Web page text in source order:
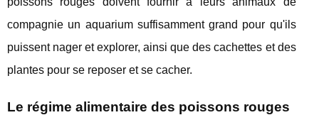
compagnie un aquarium suffisamment grand pour qu'ils
puissent nager et explorer, ainsi que des cachettes et des
plantes pour se reposer et se cacher.
Le régime alimentaire des poissons rouges